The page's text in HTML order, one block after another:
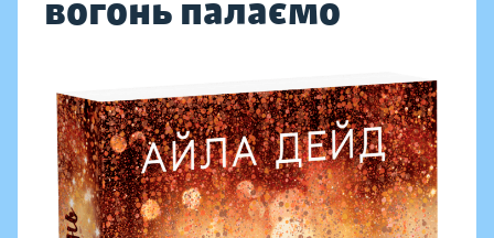
вогонь палаємо